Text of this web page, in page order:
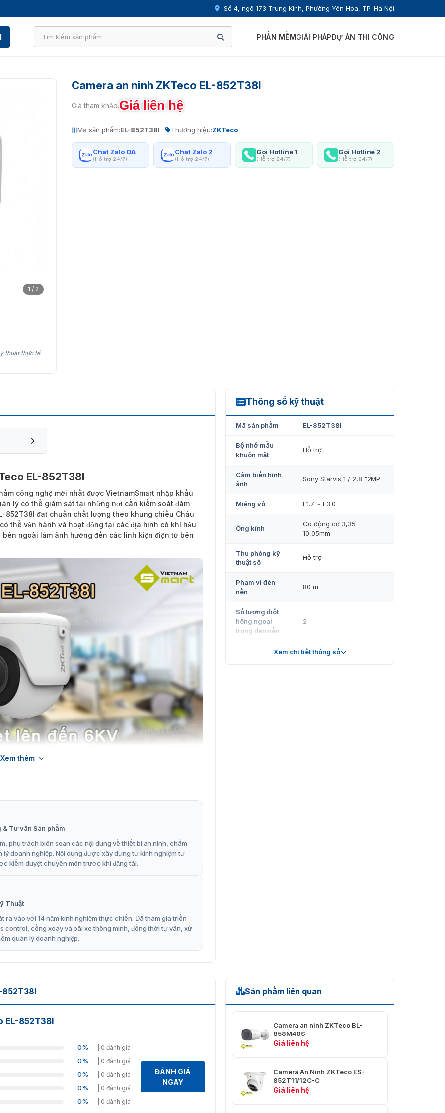
Số 4, ngõ 173 Trung Kính, Phường Yên Hòa, TP. Hà Nội
PHẦN MỀMGIẢI PHÁPDỰ ÁN THI CÔNG
1 / 2
thuật thực tế
Camera an ninh ZKTeco EL-852T38I
Giá tham khảo:Giá liên hệ
Mã sản phẩm:EL-852T38I Thương hiệu:ZKTeco
Chat Zalo OA
(Hỗ trợ 24/7)
Chat Zalo 2
(Hỗ trợ 24/7)
Gọi Hotline 1
(Hỗ trợ 24/7)
Gọi Hotline 2
(Hỗ trợ 24/7)
EL-852T38I
công nghệ mới nhất được VietnamSmart nhập khẩu
lý có thể giám sát tại những nơi cần kiểm soát đảm
852T38I đạt chuẩn chất lượng theo khung chiếu Châu
thể vận hành và hoạt động tại các địa hình có khí hậu
ngoài làm ảnh hưởng đến các linh kiện điện tử bên
an ninh ZKTeco EL-852T38I
sát EL-852T38I
những thông số kỹ thuật cao, giúp việc ghi lại hình
thêm các model đầu ghi hình cao cấp để lưu trữ là
soát và xem lại một cách tốt nhất. Trên đây là một vài
EL-852T38I:
các tỷ lệ góc xoay linh hoạt
CMOS
lý có thể phóng to khung hình trong khu vực giám
lý có thể quan sát hiệu quả những góc khuất khó nhìn
tiêu
bền bỉ
bị nhiều linh kiện như: giá đỡ, móc treo, ốc vít. Cũng
an toàn nhất cho khu vực. Từ đó gián tiếp góp phần
tại VietnamSmart
Xem thêm
Tư vấn Sản phẩm
phụ trách biên soạn các nội dung về thiết bị an ninh, chấm
doanh nghiệp. Nội dung được xây dựng từ kinh nghiệm tư
kiểm duyệt chuyên môn trước khi đăng tải.
Thuật
ra vào với 14 năm kinh nghiệm thực chiến. Đã tham gia triển
control, cổng xoay và bãi xe thông minh, đồng thời tư vấn, xử
quản lý doanh nghiệp.
Thông số kỹ thuật
EL-852T38I
Mã sản phẩm EL-852T38I
Bộ nhớ mẫu
khuôn mặt
Hỗ trợ
Cảm biến hình
ảnh
Sony Starvis 1 / 2,8 "2MP
Miệng vỏ F1.7 ~ F3.0
Ống kính
Có động cơ 3,35-
10,05mm
Thu phóng kỹ
thuật số
Hỗ trợ
Phạm vi đèn
nền
80 m
Số lượng điốt
hồng ngoại
trong đèn nền
2
Chiếu sáng tối
Màu: 0.08Lux@F2.0 (AGC
Âm thanh vào /
ra
Nén âm thanh G.711U
Cân bằng
Hỗ trợ
Tín hiệu /
tiếng ồn
> 52 dB
Xem chi tiết thông số
852T38I
EL-852T38I
0% | 0 đánh giá
0% | 0 đánh giá
0% | 0 đánh giá
0% | 0 đánh giá
0% | 0 đánh giá
ĐÁNH GIÁ
NGAY
Sản phẩm liên quan
Camera an ninh ZKTeco BL-
858M48S
Giá liên hệ
Camera An Ninh ZKTeco ES-
852T11/12C-C
Giá liên hệ